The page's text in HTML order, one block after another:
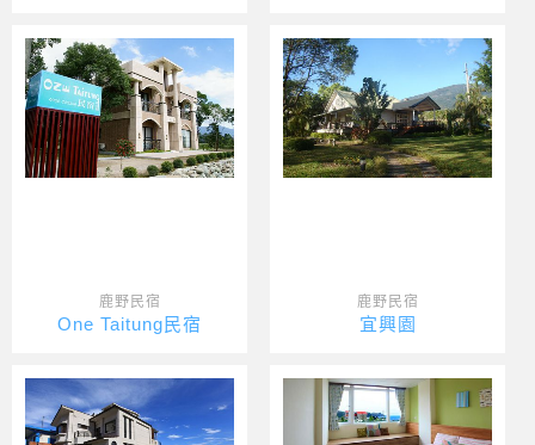
鹿野民宿
One Taitung民宿
鹿野民宿
宜興園